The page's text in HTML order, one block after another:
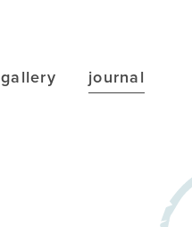
gallery journal